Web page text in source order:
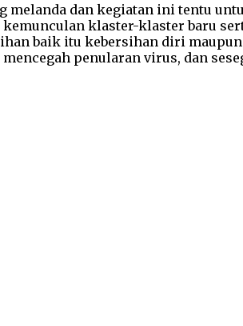
melanda dan kegiatan ini tentu
klaster-klaster baru
baik itu kebersihan diri
penularan virus, dan